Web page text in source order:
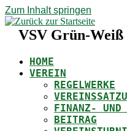
Zum Inhalt springen
VSV Grün-Weiß
HOME
VEREIN
REGELWERKE
FINANZ- UND
BEITRAG